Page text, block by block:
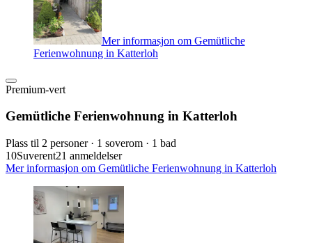
Mer informasjon om Gemütliche
Ferienwohnung in Katterloh
Premium-vert
Gemütliche Ferienwohnung in Katterloh
Plass til 2 personer · 1 soverom · 1 bad
10Suverent21 anmeldelser
Mer informasjon om Gemütliche Ferienwohnung in Katterloh